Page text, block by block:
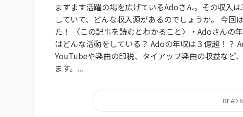
ますます活躍の場を広げているAdoさん。その収入
していて、どんな収入源があるのでしょうか。 今
た！ 〈この記事を読むとわかること〉・Adoさんの
はどんな活動をしている？ Adoの年収は３億超！？
YouTubeや楽曲の印税、タイアップ楽曲の収益など
ます。...